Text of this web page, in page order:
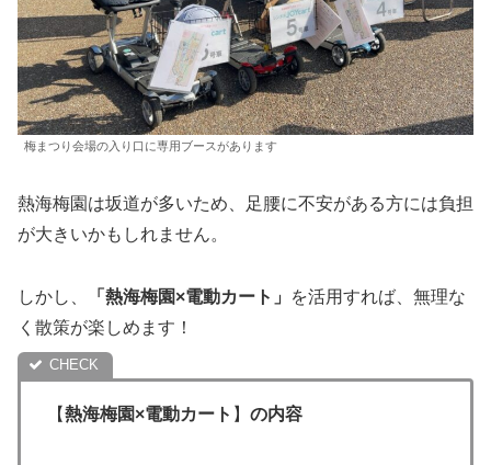
梅まつり会場の入り口に専用ブースがあります
熱海梅園は坂道が多いため、足腰に不安がある方には負担
が大きいかもしれません。
しかし、 「熱海梅園×電動カート」
を活用すれば、無理な
く散策が楽しめます！
【熱海梅園×電動カート 】 の内容